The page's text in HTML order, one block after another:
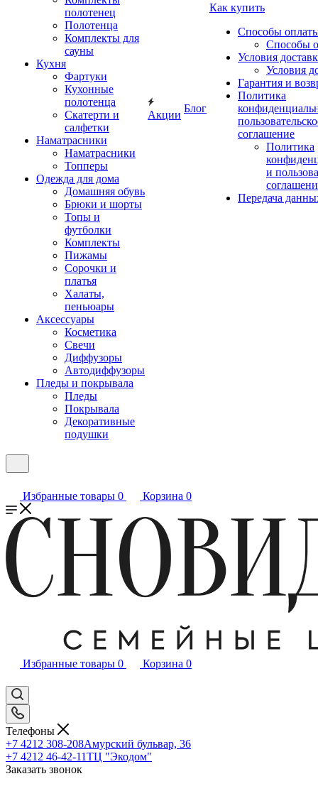
полотенец
Полотенца
Комплекты для
сауны
Кухня
Фартуки
Кухонные
полотенца
Скатерти и
салфетки
Наматрасники
Наматрасники
Топперы
Одежда для дома
Домашняя обувь
Брюки и шорты
Топы и
футболки
Комплекты
Пижамы
Сорочки и
платья
Халаты,
пеньюары
Аксессуары
Косметика
Свечи
Диффузоры
Автодиффузоры
Пледы и покрывала
Пледы
Покрывала
Декоративные
подушки
Акции
Блог
Как купить
Способы
Способы
Условия
Условия
Гарантия и
Политика
соглашение
Политика
и
Передача
Избранные товары 0 Корзина 0
Избранные товары 0 Корзина 0
Телефоны
+7 4212 308-208Амурский бульвар, 36
+7 4212 46-42-11ТЦ "Экодом"
Заказать звонок